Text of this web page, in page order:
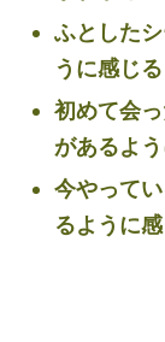
ふとした
うに感じる
初めて会
があるよ
今やって
るように